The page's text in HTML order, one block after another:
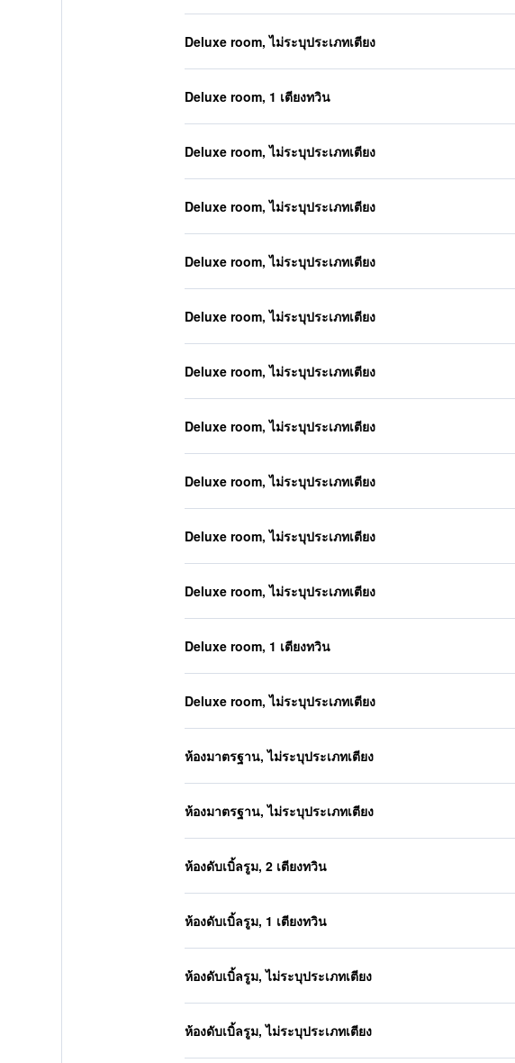
Deluxe room, ไม่ระบุประเภทเตียง
Deluxe room, 1 เตียงทวิน
Deluxe room, ไม่ระบุประเภทเตียง
Deluxe room, ไม่ระบุประเภทเตียง
Deluxe room, ไม่ระบุประเภทเตียง
Deluxe room, ไม่ระบุประเภทเตียง
Deluxe room, ไม่ระบุประเภทเตียง
Deluxe room, ไม่ระบุประเภทเตียง
Deluxe room, ไม่ระบุประเภทเตียง
Deluxe room, ไม่ระบุประเภทเตียง
Deluxe room, ไม่ระบุประเภทเตียง
Deluxe room, 1 เตียงทวิน
Deluxe room, ไม่ระบุประเภทเตียง
ห้องมาตรฐาน, ไม่ระบุประเภทเตียง
ห้องมาตรฐาน, ไม่ระบุประเภทเตียง
ห้องดับเบิ้ลรูม, 2 เตียงทวิน
ห้องดับเบิ้ลรูม, 1 เตียงทวิน
ห้องดับเบิ้ลรูม, ไม่ระบุประเภทเตียง
ห้องดับเบิ้ลรูม, ไม่ระบุประเภทเตียง